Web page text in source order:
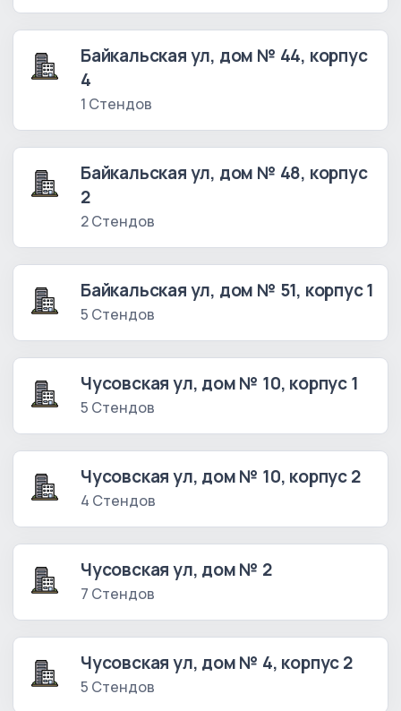
Байкальская ул, дом № 44, корпус
4
1 Стендов
Байкальская ул, дом № 48, корпус
2
2 Стендов
Байкальская ул, дом № 51, корпус 1
5 Стендов
Чусовская ул, дом № 10, корпус 1
5 Стендов
Чусовская ул, дом № 10, корпус 2
4 Стендов
Чусовская ул, дом № 2
7 Стендов
Чусовская ул, дом № 4, корпус 2
5 Стендов